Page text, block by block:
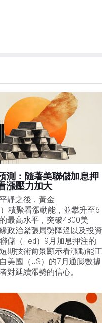
測：隨著美聯儲加息押
漲壓力加大
靜之後，黃金
）積聚看漲動能，並攀升至6
最高水平，突破4300美
政治緊張局勢降溫以及投資
儲（Fed）9月加息押注的
期技術前景顯示看漲動能正
美國（US）的7月通膨數據
對延續漲勢的信心。